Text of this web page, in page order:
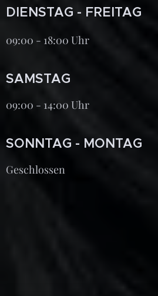
DIENSTAG - FREITAG
09:00 - 18:00 Uhr
SAMSTAG
09:00 - 14:00 Uhr
SONNTAG - MONTAG
Geschlossen